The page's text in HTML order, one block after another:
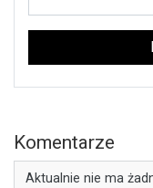
Komentarze
Aktualnie nie ma